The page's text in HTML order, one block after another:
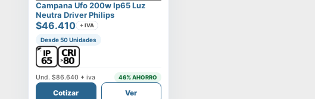
Campana Ufo 200w Ip65 Luz
Neutra Driver Philips
$46.410 + IVA
Desde 50 Unidades
Und.$86.640 + iva 46% AHORRO
Cotizar Ver